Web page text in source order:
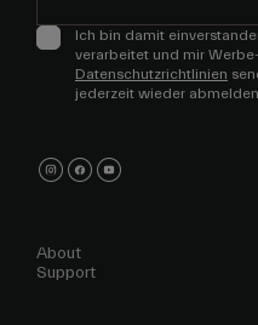
Ich bin damit
verarbeitet und mir
Datenschutzrichtlinien
jederzeit wieder abmelden.
About
Support